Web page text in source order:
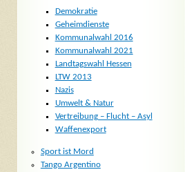
Demokratie
Geheimdienste
Kommunalwahl 2016
Kommunalwahl 2021
Landtagswahl Hessen
LTW 2013
Nazis
Umwelt & Natur
Vertreibung – Flucht – Asyl
Waffenexport
Sport ist Mord
Tango Argentino